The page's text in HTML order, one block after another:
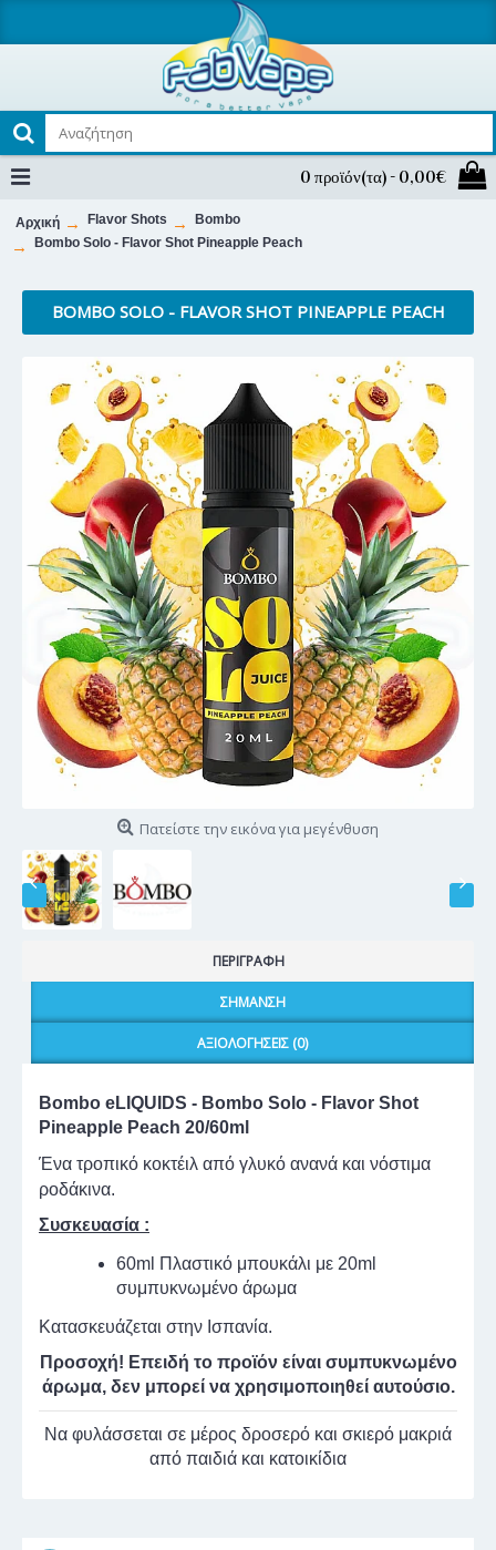
0 προϊόν(τα) - 0,00€
Αρχική Flavor Shots
Bombo
Bombo Solo - Flavor Shot Pineapple Peach
BOMBO SOLO - FLAVOR SHOT PINEAPPLE PEACH
Πατείστε την εικόνα για μεγένθυση
ΠΕΡΙΓΡΑΦΉ
ΣΉΜΑΝΣΗ
ΑΞΙΟΛΟΓΉΣΕΙΣ (0)
Bombo eLIQUIDS - Bombo Solo - Flavor Shot
Pineapple Peach 20/60ml
Ένα τροπικό κοκτέιλ από γλυκό ανανά και νόστιμα
ροδάκινα.
Συσκευασία :
60ml Πλαστικό μπουκάλι με 20ml
συμπυκνωμένο άρωμα
Κατασκευάζεται στην Ισπανία.
Προσοχή! Επειδή το προϊόν είναι συμπυκνωμένο
άρωμα, δεν μπορεί να χρησιμοποιηθεί αυτούσιο.
Να φυλάσσεται σε μέρος δροσερό και σκιερό μακριά
από παιδιά και κατοικίδια